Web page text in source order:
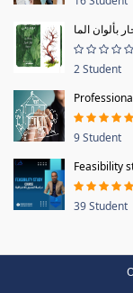
2 Student
9 Student
39 Student